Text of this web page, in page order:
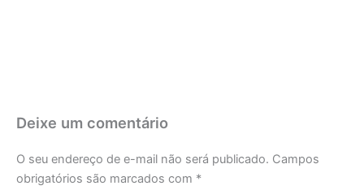
Deixe um comentário
O seu endereço de e-mail não será publicado. Campos
obrigatórios são marcados com *